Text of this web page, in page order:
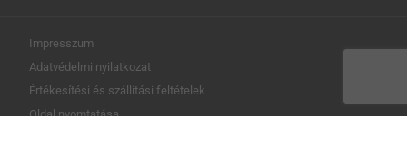
Impresszum
Adatvédelmi nyilatkozat
Értékesítési és szállítási feltételek
Oldal nyomtatása